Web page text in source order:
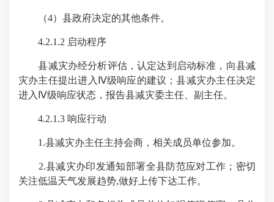
（4）县政府决定的其他条件。
4.2.1.2 启动程序
县减灾办经分析评估，认定达到启动标准，向县减
灾办主任提出进入Ⅳ级响应的建议；县减灾办主任决定
进入Ⅳ级响应状态，报告县减灾委主任、副主任。
4.2.1.3 响应行动
1.县减灾办主任主持会商，相关成员单位参加。
2.县减灾办印发通知部署全县防范应对工作；密切
关注低温天气发展趋势,做好上传下达工作。